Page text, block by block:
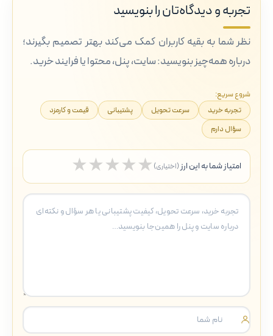
تجربه و دیدگاه‌تان را بنویسید
نظر شما به بقیه کاربران کمک می‌کند بهتر تصمیم بگیرند؛
درباره همه‌چیز بنویسید: سایت، پنل، محتوا یا فرایند خرید.
شروع سریع:
تجربه خرید
سرعت تحویل پشتیبانی
قیمت و کارمزد
سؤال دارم
امتیاز شما به این ارز(اختیاری) ★
5 ستاره
★
4 ستاره
★
3 ستاره
★
2 ستاره
★
1 ستاره